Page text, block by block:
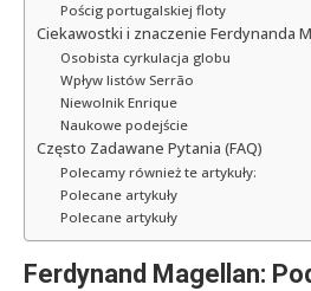
Pościg portugalskiej floty
Ciekawostki i znaczenie Ferdynanda
Osobista cyrkulacja globu
Wpływ listów Serrão
Niewolnik Enrique
Naukowe podejście
Często Zadawane Pytania (FAQ)
Polecamy również te artykuły:
Polecane artykuły
Polecane artykuły
Ferdynand Magellan: